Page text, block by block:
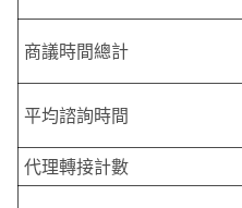
商議時間總計
平均諮詢時間
代理轉接計數